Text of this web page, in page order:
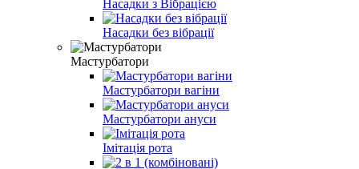
Насадки з Вібрацією
Насадки без вібрації
Мастурбатори
Мастурбатори вагіни
Мастурбатори ануси
Імітація рота